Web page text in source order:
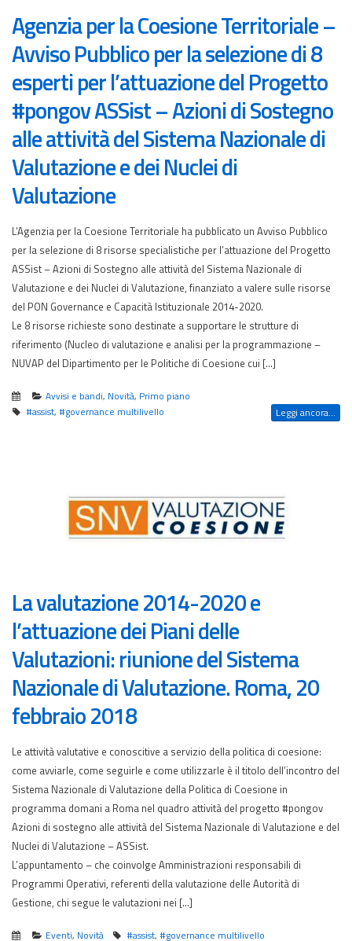
Agenzia per la Coesione Territoriale –
Avviso Pubblico per la selezione di 8
esperti per l’attuazione del Progetto
#pongov ASSist – Azioni di Sostegno
alle attività del Sistema Nazionale di
Valutazione e dei Nuclei di
Valutazione
L’Agenzia per la Coesione Territoriale ha pubblicato un Avviso Pubblico
per la selezione di 8 risorse specialistiche per l’attuazione del Progetto
ASSist – Azioni di Sostegno alle attività del Sistema Nazionale di
Valutazione e dei Nuclei di Valutazione, finanziato a valere sulle risorse
del PON Governance e Capacità Istituzionale 2014-2020.
Le 8 risorse richieste sono destinate a supportare le strutture di
riferimento (Nucleo di valutazione e analisi per la programmazione –
NUVAP del Dipartimento per le Politiche di Coesione cui […]
Avvisi e bandi, Novità, Primo piano
#assist, #governance multilivello Leggi ancora...
La valutazione 2014-2020 e
l’attuazione dei Piani delle
Valutazioni: riunione del Sistema
Nazionale di Valutazione. Roma, 20
febbraio 2018
Le attività valutative e conoscitive a servizio della politica di coesione:
come avviarle, come seguirle e come utilizzarle è il titolo dell’incontro del
Sistema Nazionale di Valutazione della Politica di Coesione in
programma domani a Roma nel quadro attività del progetto #pongov
Azioni di sostegno alle attività del Sistema Nazionale di Valutazione e del
Nuclei di Valutazione – ASSist.
L’appuntamento – che coinvolge Amministrazioni responsabili di
Programmi Operativi, referenti della valutazione delle Autorità di
Gestione, chi segue le valutazioni nei […]
Eventi, Novità #assist,#governance multilivello